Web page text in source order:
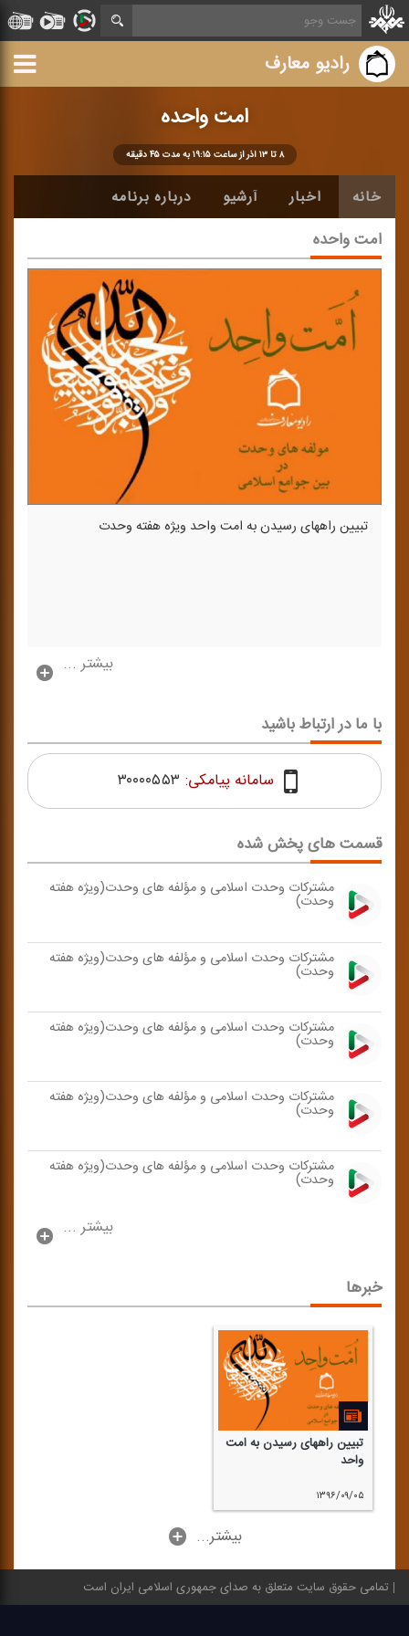
رادیو معارف
امت واحده
۸ تا ۱۳ آذر از ساعت ۱۹:۱۵ به مدت ۴۵ دقیقه
خانه اخبار آرشیو درباره برنامه
امت واحده
تبیین راههای رسیدن به امت واحد ویژه هفته وحدت
بیشتر ...
قسمت های پخش شده
مشتركات وحدت اسلامی و مؤلفه های وحدت(ویژه هفته
وحدت)
مشتركات وحدت اسلامی و مؤلفه های وحدت(ویژه هفته
وحدت)
مشتركات وحدت اسلامی و مؤلفه های وحدت(ویژه هفته
وحدت)
مشتركات وحدت اسلامی و مؤلفه های وحدت(ویژه هفته
وحدت)
مشتركات وحدت اسلامی و مؤلفه های وحدت(ویژه هفته
وحدت)
بیشتر ...
با ما در ارتباط باشید
سامانه پیامکی: ۳۰۰۰۰۵۵۳
خبرها
تبیین راههای رسیدن به امت
واحد
۱۳۹۶/۰۹/۰۵
...بیشتر
تمامی حقوق سایت متعلق به صدای جمهوری اسلامی ایران است